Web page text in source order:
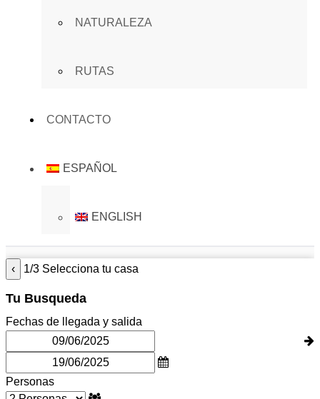
NATURALEZA
RUTAS
CONTACTO
ESPAÑOL
ENGLISH
‹ 1/3 Selecciona tu casa
Tu Busqueda
Fechas de llegada y salida
Personas